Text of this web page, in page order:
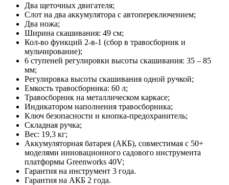
Два щеточных двигателя;
Слот на два аккумулятора с автопереключением;
Два ножа;
Ширина скашивания: 49 см;
Кол-во функций 2-в-1 (сбор в травосборник и
мульчирование);
6 ступеней регулировки высоты скашивания: 35 – 85
мм;
Регулировка высоты скашивания одной ручкой;
Емкость травосборника: 60 л;
Травосборник на металлическом каркасе;
Индикатором наполнения травосборника;
Ключ безопасности и кнопка-предохранитель;
Складная ручка;
Вес: 19,3 кг;
Аккумуляторная батарея (АКБ), совместимая с 50+
моделями инновационного садового инструмента
платформы Greenworks 40V;
Гарантия на инструмент 3 года.
Гарантия на АКБ 2 года.